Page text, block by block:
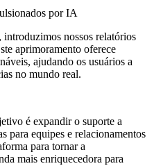
por IA
introduzimos nossos relatórios
aprimoramento oferece
ajudando os usuários a
no mundo real.
é expandir o suporte a
para equipes e relacionamentos
para tornar a
mais enriquecedora para